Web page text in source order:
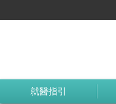
就醫指引